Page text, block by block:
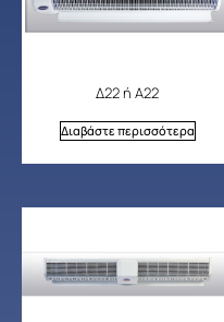
Δ22 ή Α22
Διαβάστε περισσότερα